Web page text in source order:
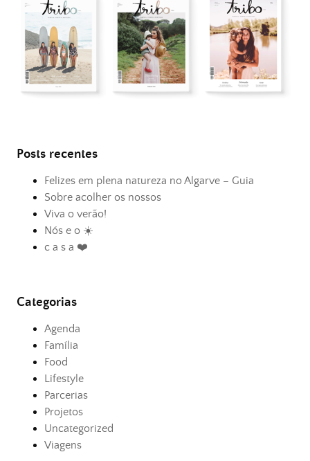
Posts recentes
Felizes em plena natureza no Algarve – Guia
Sobre acolher os nossos
Viva o verão!
Nós e o ☀️
c a s a ❤️
Categorias
Agenda
Família
Food
Lifestyle
Parcerias
Projetos
Uncategorized
Viagens